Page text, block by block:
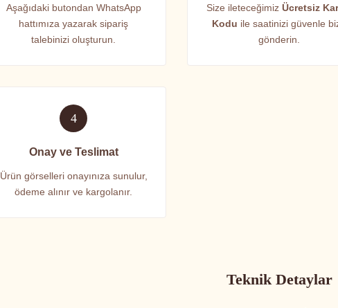
Aşağıdaki butondan WhatsApp
hattımıza yazarak sipariş
talebinizi oluşturun.
Size ileteceğimizÜcretsiz
Kodu ile saatinizi güvenle
gönderin.
4
Onay ve Teslimat
Ürün görselleri onayınıza sunulur,
ödeme alınır ve kargolanır.
Teknik Detaylar